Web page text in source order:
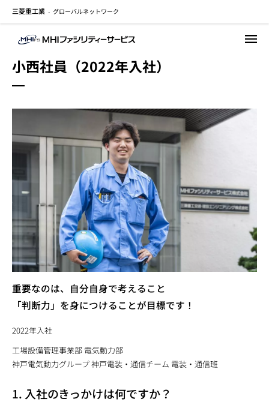
三菱重工業 - グローバルネットワーク
小西社員（2022年入社）
重要なのは、自分自身で考えること
「判断力」を身につけることが目標です！
2022年入社
工場設備管理事業部 電気動力部
神戸電気動力グループ 神戸電装・通信チーム 電装・通信班
1. 入社のきっかけは何ですか？